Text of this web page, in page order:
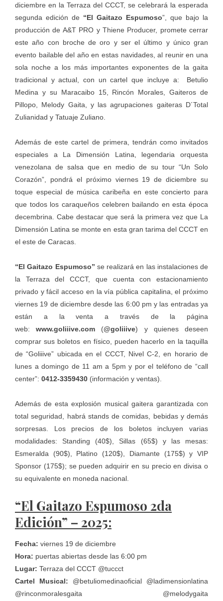
diciembre en la Terraza del CCCT, se celebrará la esperada
segunda edición de “El Gaitazo Espumoso”, que bajo la
producción de A&T PRO y Thiene Producer, promete cerrar
este año con broche de oro y ser el último y único gran
evento bailable del año en estas navidades, al reunir en una
sola noche a los más importantes exponentes de la gaita
tradicional y actual, con un cartel que incluye a: Betulio
Medina y su Maracaibo 15, Rincón Morales, Gaiteros de
Pillopo, Melody Gaita, y las agrupaciones gaiteras D´Total
Zulianidad y Tatuaje Zuliano.
Además de este cartel de primera, tendrán como invitados
especiales a La Dimensión Latina, legendaria orquesta
venezolana de salsa que en medio de su tour “Un Solo
Corazón”, pondrá el próximo viernes 19 de diciembre su
toque especial de música caribeña en este concierto para
que todos los caraqueños celebren bailando en esta época
decembrina. Cabe destacar que será la primera vez que La
Dimensión Latina se monte en esta gran tarima del CCCT en
el este de Caracas.
“El Gaitazo Espumoso” se realizará en las instalaciones de
la Terraza del CCCT, que cuenta con estacionamiento
privado y fácil acceso en la vía pública capitalina, el próximo
viernes 19 de diciembre desde las 6:00 pm y las entradas ya
están a la venta a través de la página
web:www.goliiive.com (@goliiive) y quienes deseen
comprar sus boletos en físico, pueden hacerlo en la taquilla
de “Goliiive” ubicada en el CCCT, Nivel C-2, en horario de
lunes a domingo de 11 am a 5pm y por el teléfono de “call
center”: 0412-3359430 (información y ventas).
Además de esta explosión musical gaitera garantizada con
total seguridad, habrá stands de comidas, bebidas y demás
sorpresas. Los precios de los boletos incluyen varias
modalidades: Standing (40$), Sillas (65$) y las mesas:
Esmeralda (90$), Platino (120$), Diamante (175$) y VIP
Sponsor (175$); se pueden adquirir en su precio en divisa o
su equivalente en moneda nacional.
“El Gaitazo Espumoso 2da
Edición” – 2025:
Fecha: viernes 19 de diciembre
Hora: puertas abiertas desde las 6:00 pm
Lugar: Terraza del CCCT @tuccct
Cartel Musical: @betuliomedinaoficial @ladimensionlatina
@rinconmoralesgaita @melodygaita